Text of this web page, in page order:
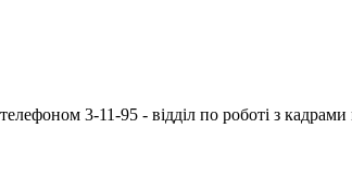
3-11-95 - відділ по роботі з